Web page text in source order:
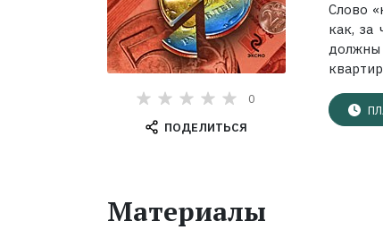
0
ПОДЕЛИТЬСЯ
Слово
как, за
должны
Материалы